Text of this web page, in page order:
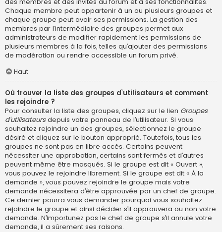
Chaque membre peut appartenir à un ou plusieurs groupes et
chaque groupe peut avoir ses permissions. La gestion des
membres par l’intermédiaire des groupes permet aux
administrateurs de modifier rapidement les permissions de
plusieurs membres à la fois, telles qu’ajouter des permissions
de modération ou rendre accessible un forum privé.
Haut
Où trouver la liste des groupes d’utilisateurs et comment
les rejoindre ?
Pour consulter la liste des groupes, cliquez sur le lien Groupes
d’utilisateursdepuis votre panneau de l’utilisateur. Si vous
souhaitez rejoindre un des groupes, sélectionnez le groupe
désiré et cliquez sur le bouton approprié. Toutefois, tous les
groupes ne sont pas en libre accès. Certains peuvent
nécessiter une approbation, certains sont fermés et d’autres
peuvent même être masqués. Si le groupe est dit « Ouvert »,
vous pouvez le rejoindre librement. Si le groupe est dit « À la
demande », vous pouvez rejoindre le groupe mais votre
demande nécessitera d’être approuvée par un chef de groupe.
Ce dernier pourra vous demander pourquoi vous souhaitez
rejoindre le groupe et ainsi décider s’il approuvera ou non votre
demande. N’importunez pas le chef de groupe s’il annule votre
demande, il a sûrement ses raisons.